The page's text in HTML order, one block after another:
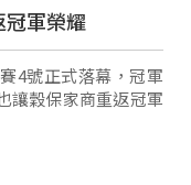
冠軍榮耀
4號正式落幕，冠軍
讓穀保家商重返冠軍